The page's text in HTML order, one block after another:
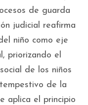
de guarda
judicial reafirma
niño como eje
priorizando el
de los niños
de la
aplica el principio